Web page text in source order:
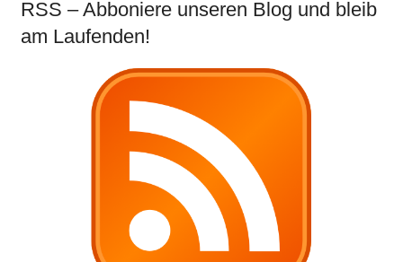
RSS – Abboniere unseren Blog und bleib
am Laufenden!